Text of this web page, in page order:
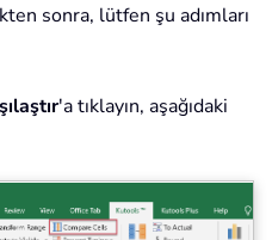
sonra, lütfen şu adımları
'a tıklayın, aşağıdaki